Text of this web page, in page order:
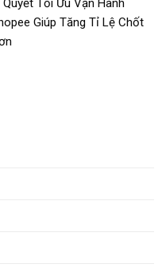
Quyết Tối Ưu Vận Hành
Giúp Tăng Tỉ Lệ Chốt